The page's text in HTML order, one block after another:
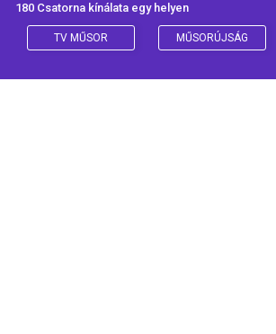
180 Csatorna kínálata egy helyen
TV MŰSOR MŰSORÚJSÁG